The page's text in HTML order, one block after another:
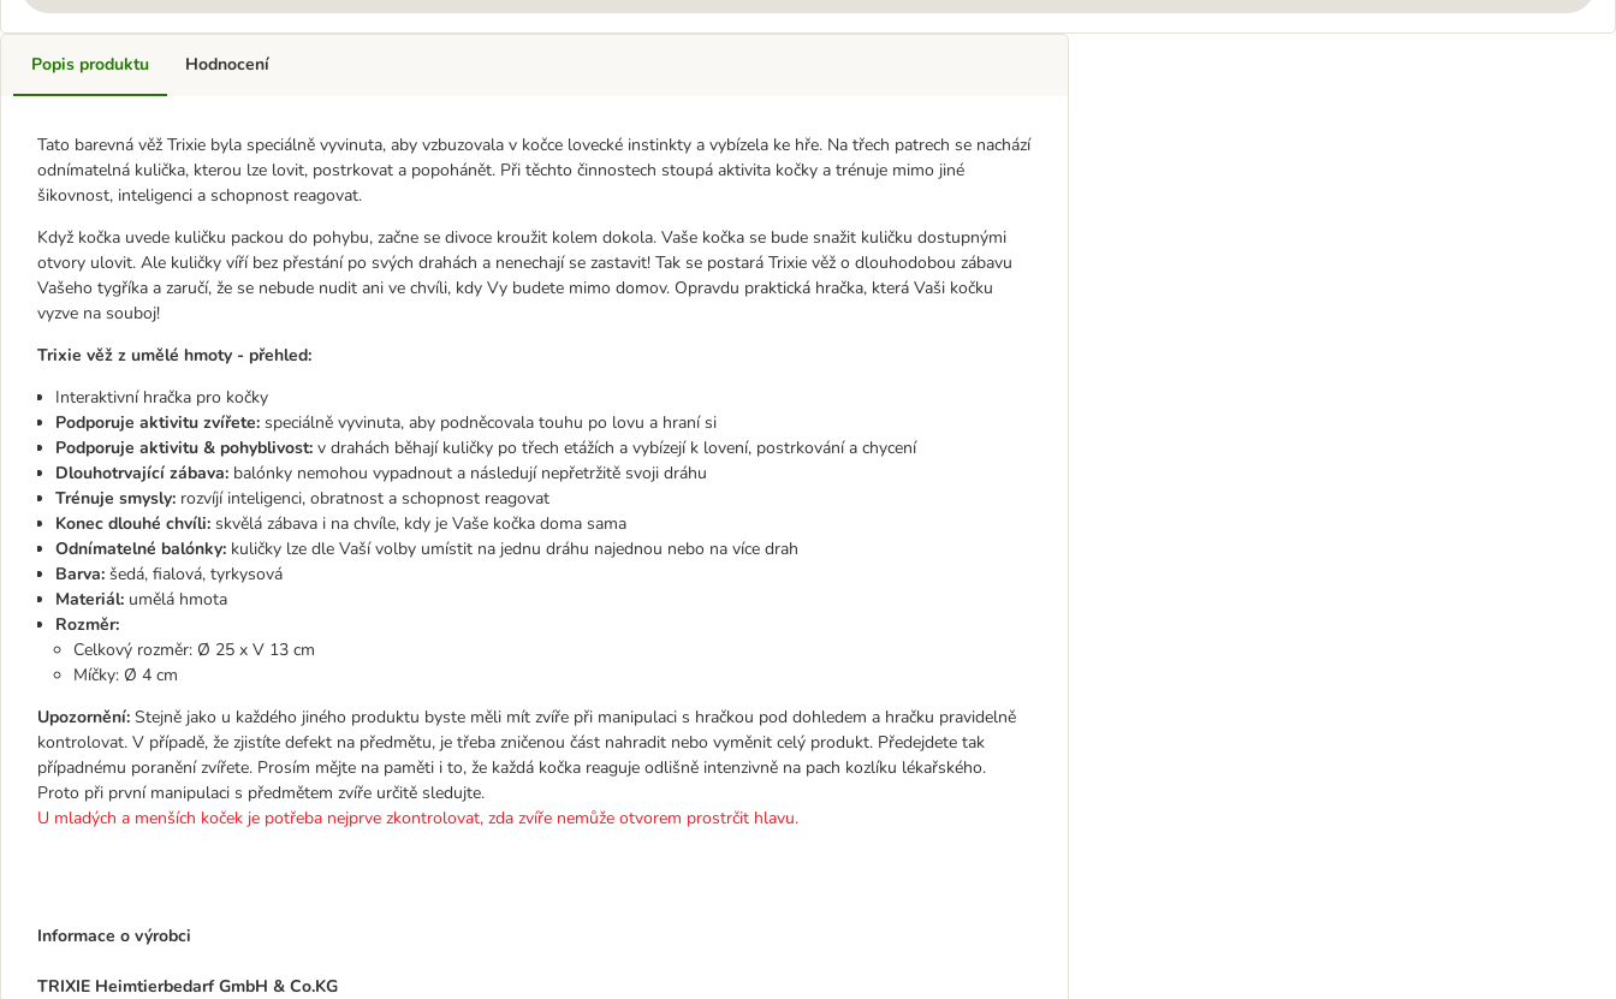
Popis produktu
Tato barevná věž Trixie byla speciálně vyvinuta, aby vzbuzovala v kočce lovecké instinkty a vybízela ke hře. Na třech patrech se nachází
odnímatelná kulička, kterou lze lovit, postrkovat a popohánět. Při těchto činnostech stoupá aktivita kočky a trénuje mimo jiné
šikovnost, inteligenci a schopnost reagovat.
Když kočka uvede kuličku packou do pohybu, začne se divoce kroužit kolem dokola. Vaše kočka se bude snažit kuličku dostupnými
otvory ulovit. Ale kuličky víří bez přestání po svých drahách a nenechají se zastavit! Tak se postará Trixie věž o dlouhodobou zábavu
Vašeho tygříka a zaručí, že se nebude nudit ani ve chvíli, kdy Vy budete mimo domov. Opravdu praktická hračka, která Vaši kočku
vyzve na souboj!
Trixie věž z umělé hmoty - přehled:
Interaktivní hračka pro kočky
Podporuje aktivitu zvířete: speciálně vyvinuta, aby podněcovala touhu po lovu a hraní si
Podporuje aktivitu & pohyblivost: v drahách běhají kuličky po třech etážích a vybízejí k lovení, postrkování a chycení
Dlouhotrvající zábava: balónky nemohou vypadnout a následují nepřetržitě svoji dráhu
Trénuje smysly: rozvíjí inteligenci, obratnost a schopnost reagovat
Konec dlouhé chvíli: skvělá zábava i na chvíle, kdy je Vaše kočka doma sama
Odnímatelné balónky: kuličky lze dle Vaší volby umístit na jednu dráhu najednou nebo na více drah
Barva: šedá, fialová, tyrkysová
Materiál: umělá hmota
Rozměr:
Celkový rozměr: Ø 25 x V 13 cm
Míčky: Ø 4 cm
Upozornění: Stejně jako u každého jiného produktu byste měli mít zvíře při manipulaci s hračkou pod dohledem a hračku pravidelně
kontrolovat. V případě, že zjistíte defekt na předmětu, je třeba zničenou část nahradit nebo vyměnit celý produkt. Předejdete tak
případnému poranění zvířete. Prosím mějte na paměti i to, že každá kočka reaguje odlišně intenzivně na pach kozlíku lékařského.
Proto při první manipulaci s předmětem zvíře určitě sledujte.
U mladých a menších koček je potřeba nejprve zkontrolovat, zda zvíře nemůže otvorem prostrčit hlavu.
Informace o výrobci
TRIXIE Heimtierbedarf GmbH & Co.KG
Hodnocení